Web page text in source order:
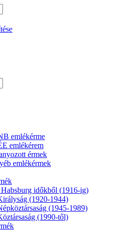
emlékérme
emlékérem
érmek
emlékérmek
Habsburg időkből (1916-ig)
(1920-1944)
(1945-1989)
(1990-től)